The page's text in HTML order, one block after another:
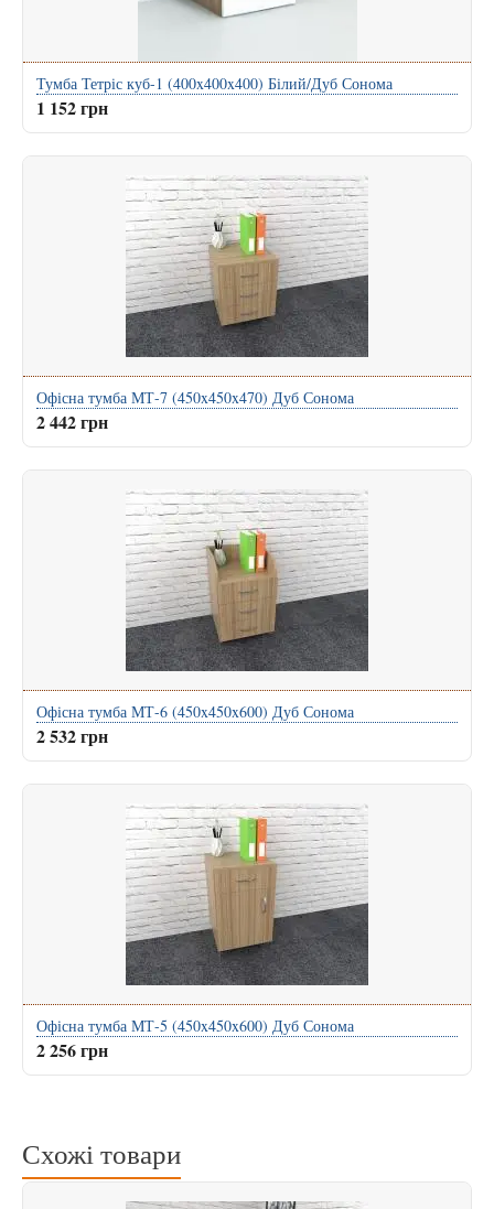
Тумба Тетріс куб-1 (400x400x400) Білий/Дуб Сонома
1 152 грн
Офісна тумба МТ-7 (450x450x470) Дуб Сонома
2 442 грн
Офісна тумба МТ-6 (450x450x600) Дуб Сонома
2 532 грн
Офісна тумба МТ-5 (450x450x600) Дуб Сонома
2 256 грн
Схожі товари